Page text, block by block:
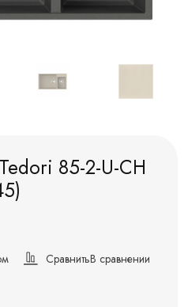
85-2-U-CH
СравнитьВ сравнении